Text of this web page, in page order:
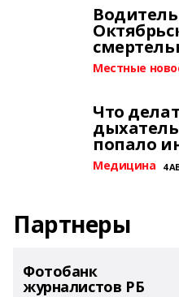
Местные
Что
попало
Медицина 4
Партнеры
Фотобанк
журналистов РБ